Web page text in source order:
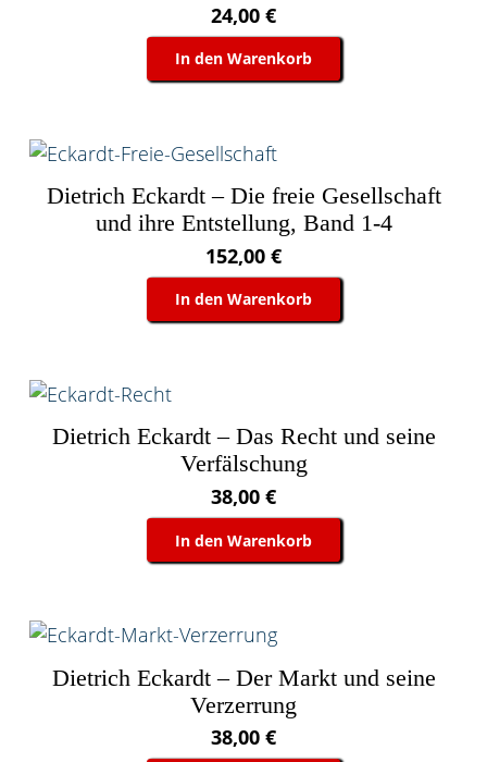
24,00 €
In den Warenkorb
Dietrich Eckardt – Die freie Gesellschaft
und ihre Entstellung, Band 1-4
152,00 €
In den Warenkorb
Dietrich Eckardt – Das Recht und seine
Verfälschung
38,00 €
In den Warenkorb
Dietrich Eckardt – Der Markt und seine
Verzerrung
38,00 €